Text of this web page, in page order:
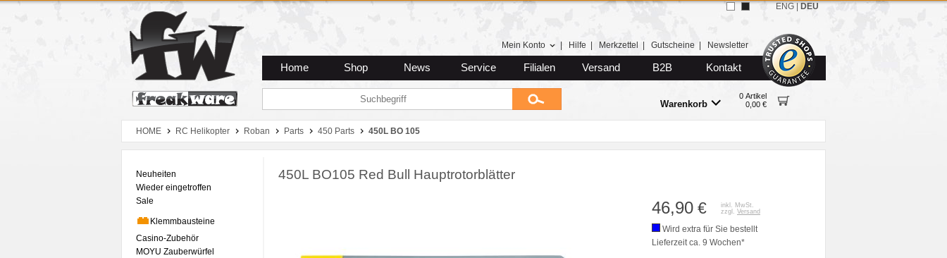
Zum Hauptmenue
Zum Seiteninhalt
Zum Warenkob
Mein Konto Hilfe Merkzettel Gutscheine Newsletter
Home Shop News Service Filialen Versand B2B Kontakt
Warenkorb
0 Artikel
0,00 €
ENG DEU
HOME RC Helikopter Roban Parts 450 Parts 450L BO 105
Neuheiten
Wieder eingetroffen
Sale
Klemmbausteine
Casino-Zubehör
MOYU Zauberwürfel
450L BO105 Red Bull Hauptrotorblätter
46,90 €
inkl. MwSt.
zzgl. Versand
Wird extra für Sie bestellt
Lieferzeit ca. 9 Wochen*